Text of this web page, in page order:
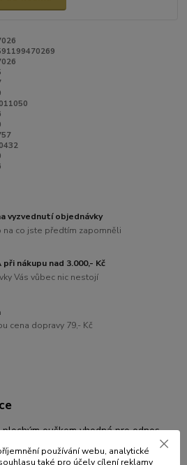
vyzvednutí objednávky
co jste předtím zapomněli
nákupu nad 3.000,- Kč
Vás vůbec nic nestojí
cena dopravy 79,- Kč
ouškem vhodná pro odnos
používání webu, analytické
také pro účely cílení reklamy